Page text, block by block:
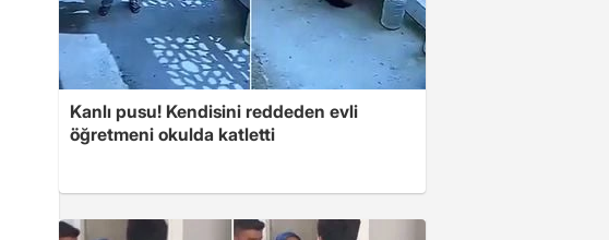
Kanlı pusu! Kendisini reddeden evli
öğretmeni okulda katletti